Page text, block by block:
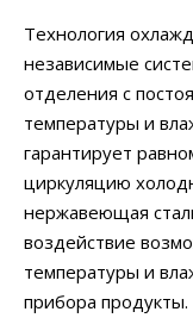
Технология
независимые
отделения с
температуры и
гарантирует
циркуляцию
нержавеющая
воздействие
температуры и
прибора